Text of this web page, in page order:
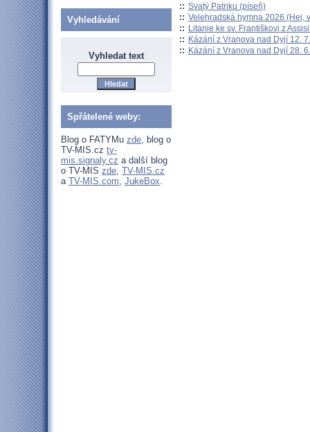
Vyhledávání
Vyhledat text
Spřátelené weby:
Blog o FATYMu zde, blog o
TV-MIS.cz tv-
mis.signaly.cz a další blog
o TV-MIS zde, TV-MIS.cz
a TV-MIS.com, JukeBox.
:: Svatý Patriku (píseň)
:: Velehradská hymna 2026 (Hej,
:: Litanie ke sv. Františkovi z
:: Kázání z Vranova nad Dyjí 12.
:: Kázání z Vranova nad Dyjí 28.